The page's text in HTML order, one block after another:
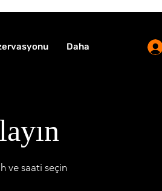
Daha
ve saati seçin